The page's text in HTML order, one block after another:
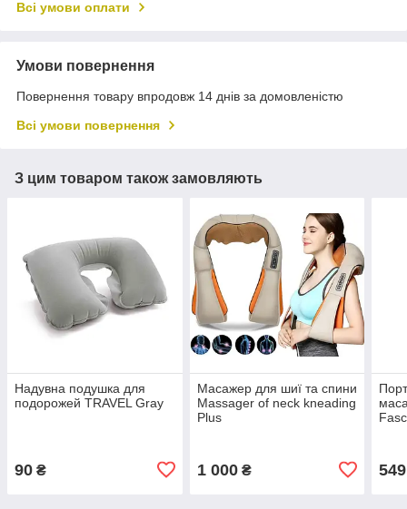
Всі умови оплати
Умови повернення
Повернення товару впродовж 14 днів за домовленістю
Всі умови повернення
З цим товаром також замовляють
Надувна подушка для
подорожей TRAVEL Gray
90 ₴
Масажер для шиї та спини
Massager of neck kneading
Plus
1 000₴ 549